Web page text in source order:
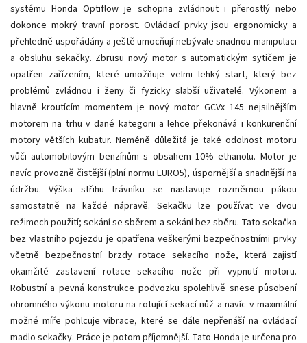
systému Honda Optiflow je schopna zvládnout i přerostlý nebo
dokonce mokrý travní porost. Ovládací prvky jsou ergonomicky a
přehledně uspořádány a ještě umocňují nebývale snadnou manipulaci
a obsluhu sekačky. Zbrusu nový motor s automatickým sytičem je
opatřen zařízením, které umožňuje velmi lehký start, který bez
problémů zvládnou i ženy či fyzicky slabší uživatelé. Výkonem a
hlavně kroutícím momentem je nový motor GCVx 145 nejsilnějším
motorem na trhu v dané kategorii a lehce překonává i konkurenční
motory větších kubatur. Neméně důležitá je také odolnost motoru
vůči automobilovým benzínům s obsahem 10% ethanolu. Motor je
navíc provozně čistější (plní normu EURO5), úspornější a snadnější na
údržbu. Výška střihu trávníku se nastavuje rozměrnou pákou
samostatně na každé nápravě. Sekačku lze používat ve dvou
režimech použití; sekání se sběrem a sekání bez sběru. Tato sekačka
bez vlastního pojezdu je opatřena veškerými bezpečnostními prvky
včetně bezpečnostní brzdy rotace sekacího nože, která zajistí
okamžité zastavení rotace sekacího nože při vypnutí motoru.
Robustní a pevná konstrukce podvozku spolehlivě snese působení
ohromného výkonu motoru na rotující sekací nůž a navíc v maximální
možné míře pohlcuje vibrace, které se dále nepřenáší na ovládací
madlo sekačky. Práce je potom příjemnější. Tato Honda je určena pro